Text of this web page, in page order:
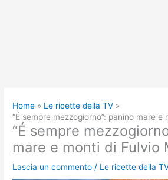
Home
Le ricette della TV
“É sempre mezzogiorno”: panino mare
“É sempre
mare e monti di Fulvio
Lascia un commento / Le ricette della